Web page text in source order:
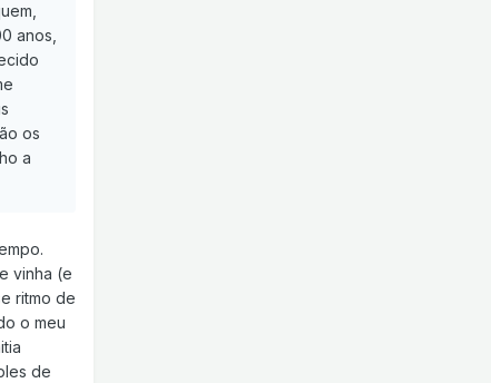
anos,
os
a
vinha (e
ritmo de
o meu
de